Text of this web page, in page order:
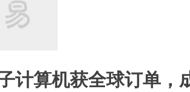
计算机获全球订单，